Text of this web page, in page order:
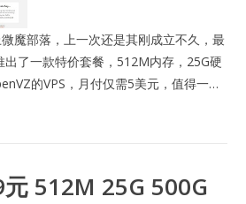
魔部落，上一次还是其刚成立不久，最
了一款特价套餐，512M内存，25G硬
的VPS，月付仅需5美元，值得一…
元 512M 25G 500G